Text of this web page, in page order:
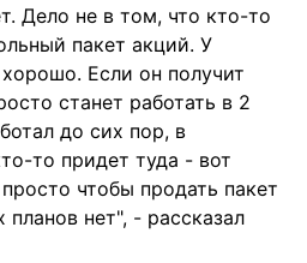
Дело не в том, что кто-то
пакет акций. У
Если он получит
станет работать в 2
до сих пор, в
то придет туда - вот
чтобы продать пакет
нет", - рассказал